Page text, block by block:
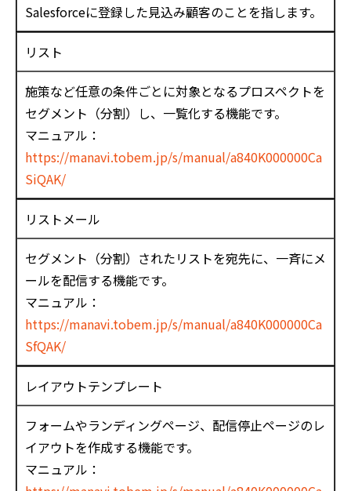
Salesforceに登録した見込み顧客のことを指します。
リスト
施策など任意の条件ごとに対象となるプロスペクトを
セグメント（分割）し、一覧化する機能です。
マニュアル：
https://manavi.tobem.jp/s/manual/a840K000000Ca
SiQAK/
リストメール
セグメント（分割）されたリストを宛先に、一斉にメ
ールを配信する機能です。
マニュアル：
https://manavi.tobem.jp/s/manual/a840K000000Ca
SfQAK/
レイアウトテンプレート
フォームやランディングページ、配信停止ページのレ
イアウトを作成する機能です。
マニュアル：